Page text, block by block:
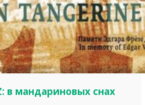
в мандариновых снах